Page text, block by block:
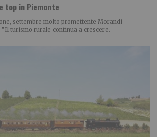
top in Piemonte
settembre molto promettente Morandi
turismo rurale continua a crescere.